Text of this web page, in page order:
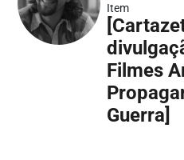
Item
Filmes
Guerra]